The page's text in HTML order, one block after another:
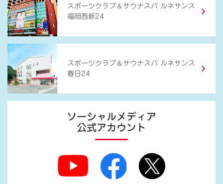
スポーツクラブ ＆ サウナスパ ルネサンス
福岡西新24
スポーツクラブ ＆ サウナスパ ルネサンス
春日24
ソーシャルメディア
公式アカウント